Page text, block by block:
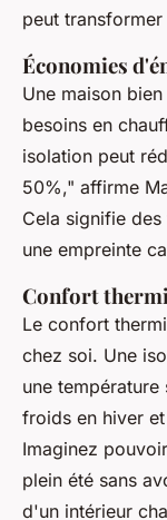
peut
Économies
Une maison
besoins en
isolation peut
50%," affirme
Cela signifie
une empreinte
Confort
Le confort
chez soi. Une
une
froids en hiver
Imaginez
plein été sans
d'un intérieur